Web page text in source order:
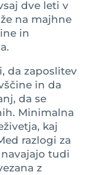
dve leti v
na majhne
in
da zaposlitev
in da
da se
Minimalna
kaj
razlogi za
navajajo tudi
z